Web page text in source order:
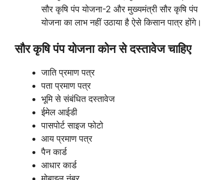
सौर कृषि पंप योजना-2 और मुख्यमंत्री सौर कृषि पंप
योजना का लाभ नहीं उठाया है ऐसे किसान पात्र होंगे।
सौर कृषि पंप योजना कोन से दस्तावेज चाहिए
जाति प्रमाण पत्र
पता प्रमाण पत्र
भूमि से संबंधित दस्तावेज
ईमेल आईडी
पासपोर्ट साइज फोटो
आय प्रमाण पत्र
पैन कार्ड
आधार कार्ड